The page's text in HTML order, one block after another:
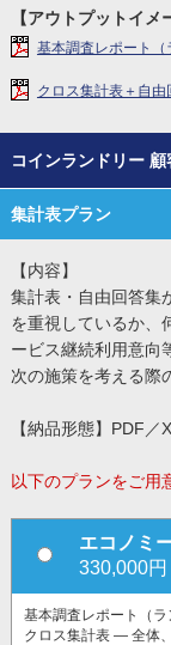
【アウトプットイメ
基本調査レポート（
クロス集計表＋自
コインランドリー
集計表プラン
【内容】
集計表・自由回答集
を重視しているか、
ービス継続利用意向
次の施策を考える際
【納品形態】PDF／
以下のプランをご用
エコノミ
330,000円
基本調査レポート（ラ
クロス集計表 ― 全体、